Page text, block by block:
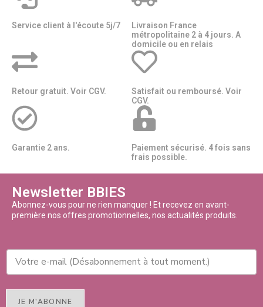
Service client à l'écoute 5j/7
Livraison France
métropolitaine 2 à 4 jours. A
domicile ou en relais​​
Retour gratuit. Voir CGV.
Satisfait ou remboursé. Voir
CGV.
Garantie 2 ans.
Paiement sécurisé. 4 fois sans
frais possible.
Newsletter BBIES
Abonnez-vous pour ne rien manquer ! Et recevez en avant-
première nos offres promotionnelles, nos actualités produits.
JE M'ABONNE